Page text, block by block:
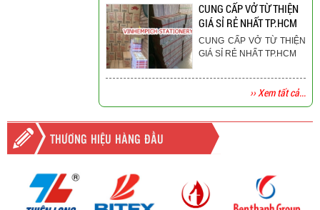
CUNG CẤP VỞ TỪ THIỆN
GIÁ SỈ RẺ NHẤT TP.HCM
CUNG CẤP VỞ TỪ THIỆN
GIÁ SỈ RẺ NHẤT TP.HCM
›› Xem tất cả...
THƯƠNG HIỆU HÀNG ĐẦU